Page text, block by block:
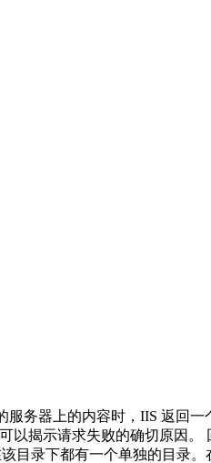
务器上的内容时，IIS 返回
以揭示请求失败的确切原因
目录下都有一个单独的目录